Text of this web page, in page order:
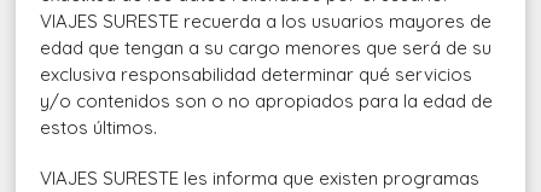
VIAJES SURESTE recuerda a los usuarios mayores de
edad que tengan a su cargo menores que será de su
exclusiva responsabilidad determinar qué servicios
y/o contenidos son o no apropiados para la edad de
estos últimos.
VIAJES SURESTE les informa que existen programas